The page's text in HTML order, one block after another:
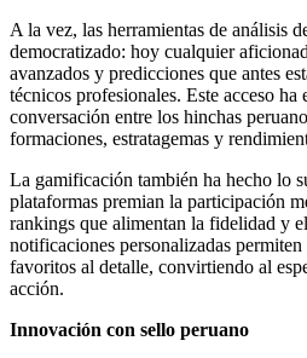
A la vez, las herramientas de análisis
democratizado: hoy cualquier
avanzados y predicciones que antes
técnicos profesionales. Este acceso
conversación entre los hinchas
formaciones, estratagemas y
La gamificación también ha hecho lo
plataformas premian la participación
rankings que alimentan la fidelidad y
notificaciones personalizadas
favoritos al detalle, convirtiendo al
acción.
Innovación con sello peruano